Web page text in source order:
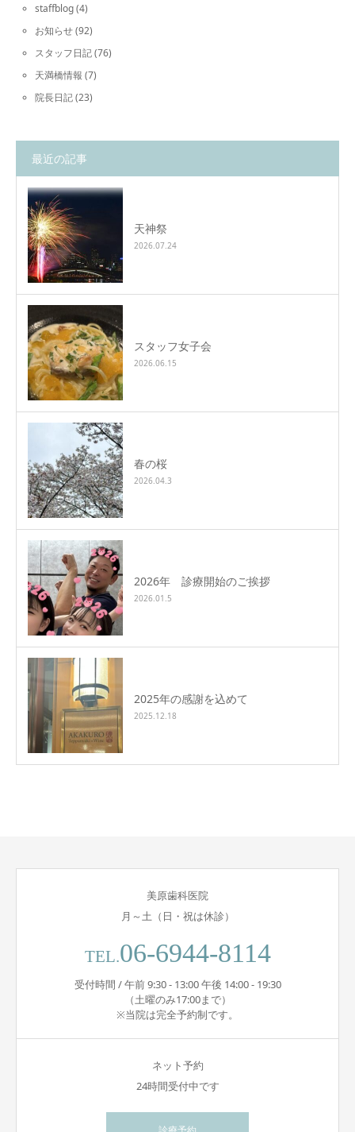
staffblog(4)
お知らせ(92)
スタッフ日記(76)
天満橋情報 (7)
院長日記(23)
最近の記事
天神祭
2026.07.24
スタッフ女子会
2026.06.15
春の桜
2026.04.3
2026年 診療開始のご挨拶
2026.01.5
2025年の感謝を込めて
2025.12.18
美原歯科医院
月～土（日・祝は休診）
TEL.06-6944-8114
受付時間 / 午前 9:30 - 13:00 午後 14:00 - 19:30
（土曜のみ17:00まで）
※当院は完全予約制です。
ネット予約
24時間受付中です